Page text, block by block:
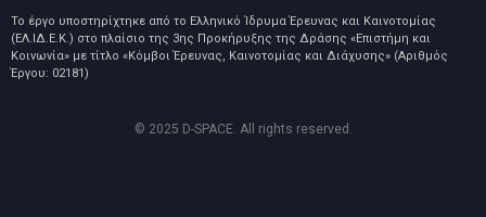
Το έργο υποστηρίχτηκε από το Ελληνικό Ίδρυμα Έρευνας και Καινοτομίας
(ΕΛ.ΙΔ.Ε.Κ.) στο πλαίσιο της 3ης Προκήρυξης της Δράσης «Επιστήμη και
Κοινωνία» με τίτλο «Κόμβοι Έρευνας, Καινοτομίας και Διάχυσης» (Αριθμός
Έργου: 02181)
© 2025 D-SPACE. All rights reserved.